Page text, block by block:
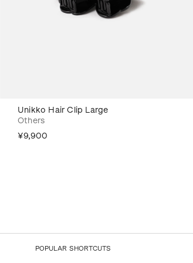
Unikko Hair Clip Large
Others
¥9,900
POPULAR SHORTCUTS